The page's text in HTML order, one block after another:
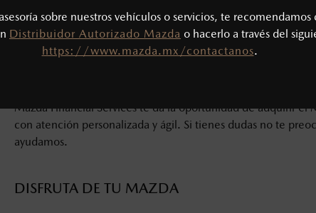
sobre nuestros vehículos o servicios, te recomendamos
Distribuidor Autorizado Mazda o hacerlo a través del
https://www.mazda.mx/contactanos.
REALIZA TU SOLICITUD DE CRÉDITO CON
Mazda Financial Serviceste da la oportunidad de adquirir el
con atención personalizada y ágil. Si tienes dudas no te
ayudamos.
DISFRUTA DE TU MAZDA